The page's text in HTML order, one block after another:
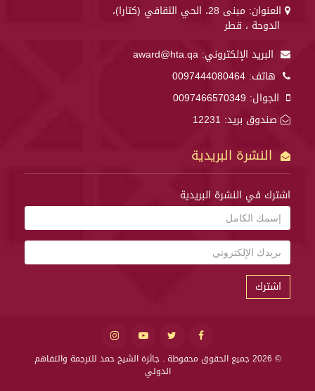
العنوان: مبنى 28، الحي الثقافي (كتارا)،
الدوحة ، قطر
البريد الإلكتروني: award@hta.qa
هاتف: 0097444080464
الجوال: 0097466570349
صندوق بريد: 12231
النشرة البريدية
اشترك في النشرة البريدية
اشترك
© 2026 جميع الحقوق محفوظة .
جائزة الشيخ حمد للترجمة والتفاهم
الدولي